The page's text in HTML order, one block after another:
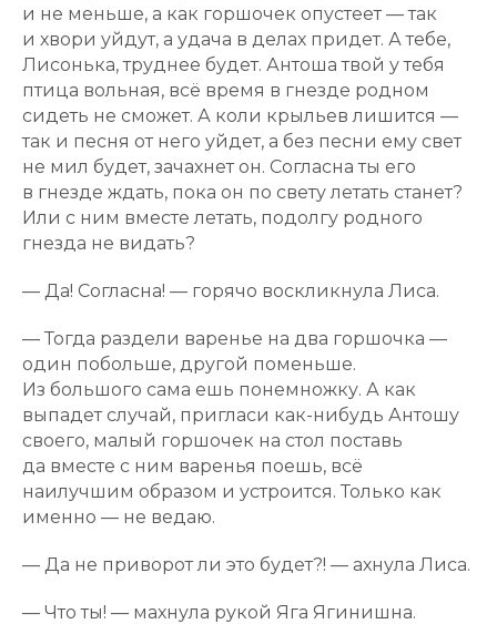
и не меньше, а как горшочек опустеет — так
и хвори уйдут, а удача в делах придет. А тебе,
Лисонька, труднее будет. Антоша твой у тебя
птица вольная, всё время в гнезде родном
сидеть не сможет. А коли крыльев лишится —
так и песня от него уйдет, а без песни ему свет
не мил будет, зачахнет он. Согласна ты его
в гнезде ждать, пока он по свету летать станет?
Или с ним вместе летать, подолгу родного
гнезда не видать?
— Да! Согласна! — горячо воскликнула Лиса.
— Тогда раздели варенье на два горшочка —
один побольше, другой поменьше.
Из большого сама ешь понемножку. А как
выпадет случай, пригласи как-нибудь Антошу
своего, малый горшочек на стол поставь
да вместе с ним варенья поешь, всё
наилучшим образом и устроится. Только как
именно — не ведаю.
— Да не приворот ли это будет?! — ахнула Лиса.
— Что ты! — махнула рукой Яга Ягинишна.